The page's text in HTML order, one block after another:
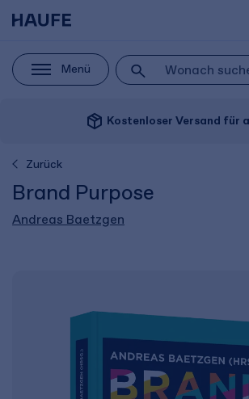
Menü
package_2 Kostenloser Versand für
Zurück
Brand Purpose
Andreas Baetzgen